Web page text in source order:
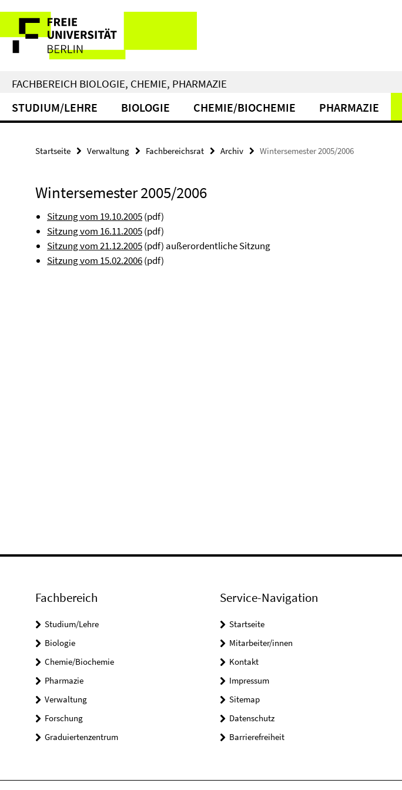
direkt
zu
Inhalt
Service-
Navigation
FACHBEREICH BIOLOGIE, CHEMIE, PHARMAZIE
STUDIUM/LEHRE BIOLOGIE CHEMIE/BIOCHEMIE PHARMAZIE
Startseite Verwaltung Fachbereichsrat Archiv Wintersemester 2005/2006
Wintersemester 2005/2006
Sitzung vom 19.10.2005(pdf)
Sitzung vom 16.11.2005(pdf)
Sitzung vom 21.12.2005(pdf) außerordentliche Sitzung
Sitzung vom 15.02.2006(pdf)
Fachbereich
Studium/Lehre
Biologie
Chemie/Biochemie
Pharmazie
Verwaltung
Forschung
Graduiertenzentrum
Service-Navigation
Startseite
Mitarbeiter/innen
Kontakt
Impressum
Sitemap
Datenschutz
Barrierefreiheit